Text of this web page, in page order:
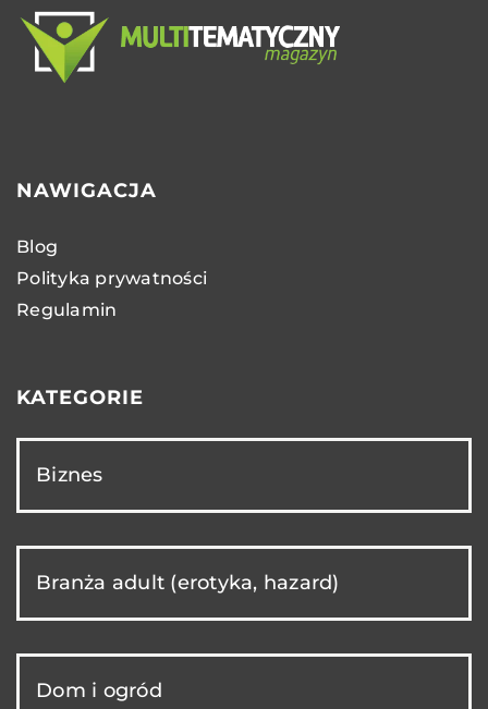
NAWIGACJA
Blog
Polityka prywatności
Regulamin
KATEGORIE
Biznes
Branża adult (erotyka, hazard)
Dom i ogród